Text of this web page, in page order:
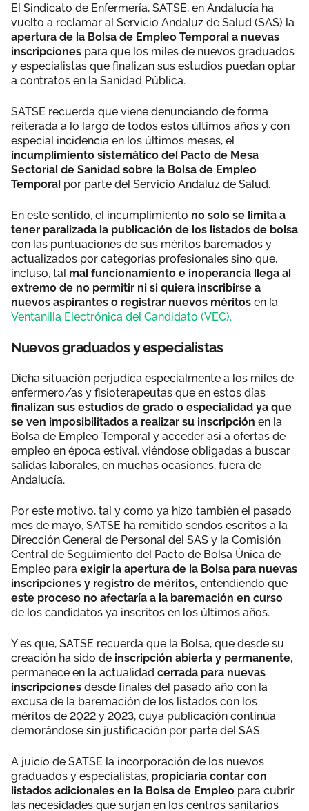
El Sindicato de Enfermería, SATSE, en Andalucía ha
vuelto a reclamar al Servicio Andaluz de Salud (SAS) la
apertura de la Bolsa de Empleo Temporal a nuevas
inscripciones para que los miles de nuevos graduados
y especialistas que finalizan sus estudios puedan optar
a contratos en la Sanidad Pública.
SATSE recuerda que viene denunciando de forma
reiterada a lo largo de todos estos últimos años y con
especial incidencia en los últimos meses, el
incumplimiento sistemático del Pacto de Mesa
Sectorial de Sanidad sobre la Bolsa de Empleo
Temporal por parte del Servicio Andaluz de Salud.
En este sentido, el incumplimiento no solo se limita a
tener paralizada la publicación de los listados de bolsa
con las puntuaciones de sus méritos baremados y
actualizados por categorías profesionales sino que,
incluso, tal mal funcionamiento e inoperancia llega al
extremo de no permitir ni si quiera inscribirse a
nuevos aspirantes o registrar nuevos méritos en la
Ventanilla Electrónica del Candidato (VEC).
Nuevos graduados y especialistas
Dicha situación perjudica especialmente a los miles de
enfermero/as y fisioterapeutas que en estos días
finalizan sus estudios de grado o especialidad ya que
se ven imposibilitados a realizar su inscripción en la
Bolsa de Empleo Temporal y acceder así a ofertas de
empleo en época estival, viéndose obligadas a buscar
salidas laborales, en muchas ocasiones, fuera de
Andalucía.
Por este motivo, tal y como ya hizo también el pasado
mes de mayo, SATSE ha remitido sendos escritos a la
Dirección General de Personal del SAS y la Comisión
Central de Seguimiento del Pacto de Bolsa Única de
Empleo para exigir la apertura de la Bolsa para nuevas
inscripciones y registro de méritos, entendiendo que
este proceso no afectaría a la baremación en curso
de los candidatos ya inscritos en los últimos años.
Y es que, SATSE recuerda que la Bolsa, que desde su
creación ha sido de inscripción abierta y permanente,
permanece en la actualidad cerrada para nuevas
inscripciones desde finales del pasado año con la
excusa de la baremación de los listados con los
méritos de 2022 y 2023, cuya publicación continúa
demorándose sin justificación por parte del SAS.
A juicio de SATSE la incorporación de los nuevos
graduados y especialistas, propiciaría contar con
listados adicionales en la Bolsa de Empleo para cubrir
las necesidades que surjan en los centros sanitarios